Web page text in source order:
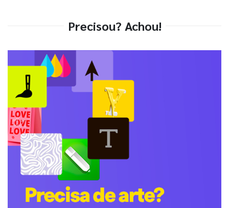
Precisou? Achou!